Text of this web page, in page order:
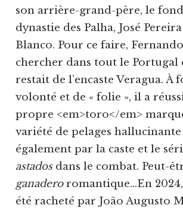
son arrière-grand-père, le
dynastie des Palha, José
Blanco. Pour ce faire,
chercher dans tout le Portugal
restait de l’encaste Veragua. À
volonté et de « folie », il a
propre <em>toro</em>
variété de pelages hallucinante
également par la caste et le
astadosdans le combat. Peut-
ganaderoromantique…En 2024,
été racheté par João Augusto